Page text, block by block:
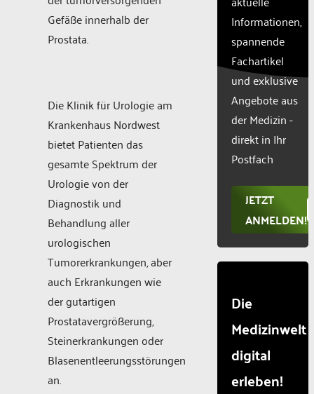
Gefäße innerhalb der
Prostata.
Die Klinik für Urologie am
Krankenhaus Nordwest
bietet Patienten das
gesamte Spektrum der
Urologie von der
Diagnostik und
Behandlung aller
urologischen
Tumorerkrankungen, aber
auch Erkrankungen wie
der gutartigen
Prostatavergrößerung,
Steinerkrankungen oder
Blasenentleerungsstörungen
an.
content
to the
list of
used.
Powered
Consent
Informationen,
spannende
Fachartikel
und exklusive
Angebote aus
der Medizin -
direkt in Ihr
Postfach
JETZT
ANMELDEN!
Die
Medizinwelt
digital
erleben!